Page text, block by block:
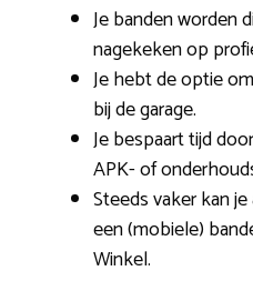
Je banden worden
nagekeken op
Je hebt de optie
bij de garage.
Je bespaart tijd
APK- of
Steeds vaker kan
een (mobiele)
Winkel.